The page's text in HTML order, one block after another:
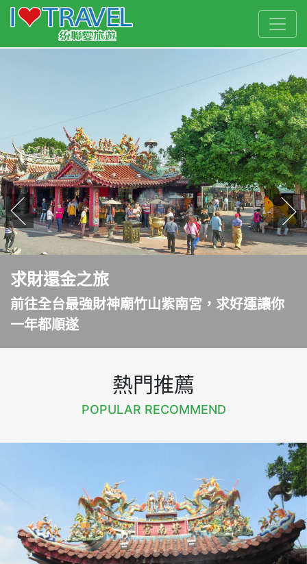
求財還金之旅
前往全台最強財神廟竹山紫南宮，求好運讓你
一年都順遂
往前 往
熱門推薦
POPULAR RECOMMEND